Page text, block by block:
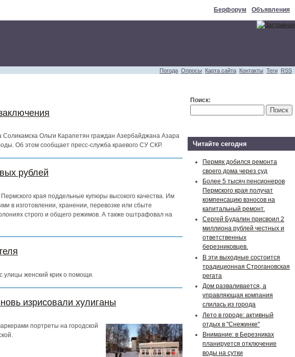
Берфорум Объявления
Погода Опросы Карта сайта Контакты Теги RSS
Соликамска Ольги Карапетян граждан Азербайджана Азара
Об этом сообщает пресс-служба краевого СУ СКР.
рублей
края поддельные купюры высокого качества. Им
в изготовлении, хранении, перевозке или сбыте
строго и общего режимов. А также оштрафовал на
женский крик о помощи.
изрисовали хулиганы
портреты на городской
Поиск:
Читайте сегодня
Пермяк добился ремонта
своего дома через суд
Более 5 тысяч пенсионеров
Пермского края получат
компенсацию взносов на
капитальный ремонт.
Сергей Будалин присвоил 2
миллиона рублей честных и
ответственных
березниковцев.
В эти выходные состоится
традиционная Строгановская
регата
Дом разваливается, а
управляющая компания
слилась из города
Лето в городе: активный
отдых в "Снежинке"
Внимание: в Березниках
планируется отключение
воды на сутки